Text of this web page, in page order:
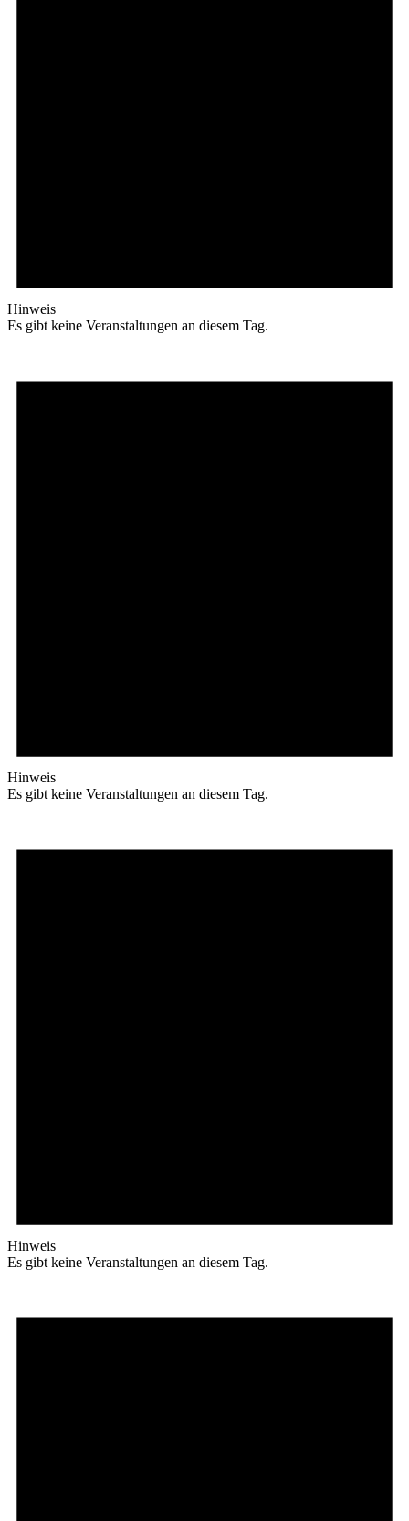
Hinweis
Es gibt keine Veranstaltungen an diesem Tag.
Hinweis
Es gibt keine Veranstaltungen an diesem Tag.
Hinweis
Es gibt keine Veranstaltungen an diesem Tag.